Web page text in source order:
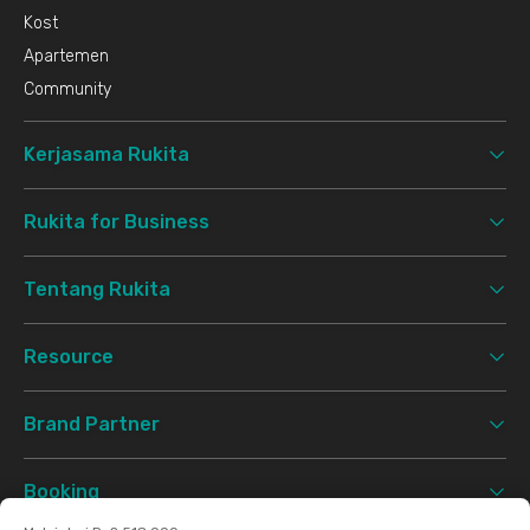
Kost
Apartemen
Community
Kerjasama Rukita
Rukita for Business
Tentang Rukita
Resource
Brand Partner
Booking